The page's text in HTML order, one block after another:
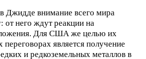
Джидде внимание всего мира
от него ждут реакции на
Для США же целью их
переговорах является получение
и редкоземельных металлов в